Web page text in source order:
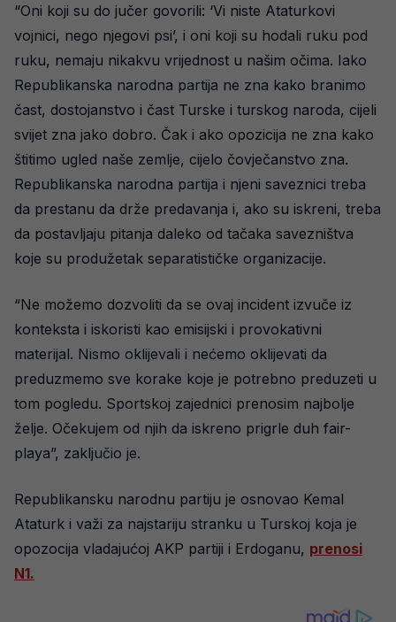
“Oni koji su do jučer govorili: ‘Vi niste Ataturkovi
vojnici, nego njegovi psi’, i oni koji su hodali ruku pod
ruku, nemaju nikakvu vrijednost u našim očima. Iako
Republikanska narodna partija ne zna kako branimo
čast, dostojanstvo i čast Turske i turskog naroda, cijeli
svijet zna jako dobro. Čak i ako opozicija ne zna kako
štitimo ugled naše zemlje, cijelo čovječanstvo zna.
Republikanska narodna partija i njeni saveznici treba
da prestanu da drže predavanja i, ako su iskreni, treba
da postavljaju pitanja daleko od tačaka savezništva
koje su produžetak separatističke organizacije.
“Ne možemo dozvoliti da se ovaj incident izvuče iz
konteksta i iskoristi kao emisijski i provokativni
materijal. Nismo oklijevali i nećemo oklijevati da
preduzmemo sve korake koje je potrebno preduzeti u
tom pogledu. Sportskoj zajednici prenosim najbolje
želje. Očekujem od njih da iskreno prigrle duh fair-
playa”, zaključio je.
Republikansku narodnu partiju je osnovao Kemal
Ataturk i važi za najstariju stranku u Turskoj koja je
opozocija vladajućoj AKP partiji i Erdoganu, prenosi
N1.